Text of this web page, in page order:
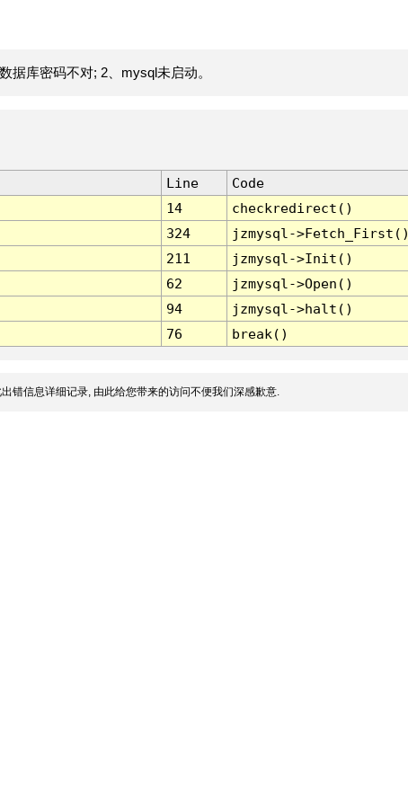
据库密码不对; 2、mysql未启动。
Line
Code
14
checkredirect()
324
jzmysql-
211
jzmysql->Init()
62
jzmysql->Open()
94
jzmysql->halt()
76 break()
错信息详细记录, 由此给您带来的访问不便我们深感歉意.